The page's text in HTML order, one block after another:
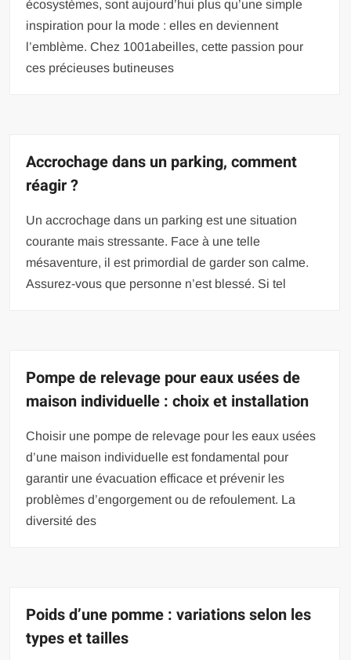
écosystèmes, sont aujourd’hui plus qu’une simple
inspiration pour la mode : elles en deviennent
l’emblème. Chez 1001abeilles, cette passion pour
ces précieuses butineuses
Accrochage dans un parking, comment
réagir ?
Un accrochage dans un parking est une situation
courante mais stressante. Face à une telle
mésaventure, il est primordial de garder son calme.
Assurez-vous que personne n’est blessé. Si tel
Pompe de relevage pour eaux usées de
maison individuelle : choix et installation
Choisir une pompe de relevage pour les eaux usées
d’une maison individuelle est fondamental pour
garantir une évacuation efficace et prévenir les
problèmes d’engorgement ou de refoulement. La
diversité des
Poids d’une pomme : variations selon les
types et tailles